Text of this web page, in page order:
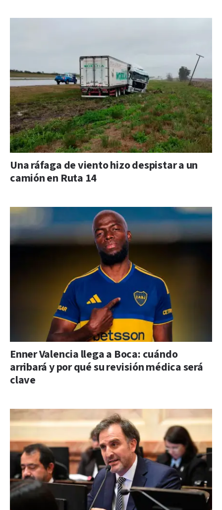
Una ráfaga de viento hizo despistar a un
camión en Ruta 14
Enner Valencia llega a Boca: cuándo
arribará y por qué su revisión médica será
clave